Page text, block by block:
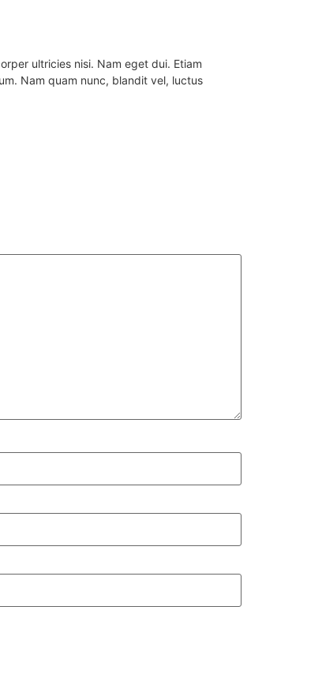
ultricies nisi. Nam eget dui. Etiam
Nam quam nunc, blandit vel, luctus